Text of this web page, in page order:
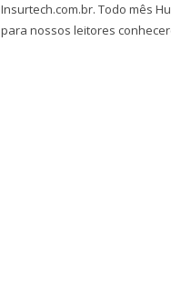
Insurtech.com.br. Todo mês